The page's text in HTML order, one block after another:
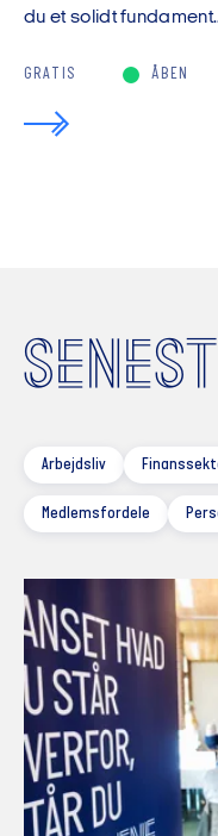
du et solidt
GRATIS ÅBEN
Arbejdsliv
Medlemsfordele